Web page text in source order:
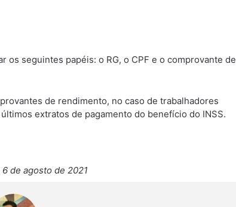
os seguintes papéis: o RG, o CPF e o comprovante de
de rendimento, no caso de trabalhadores
extratos de pagamento do benefício do INSS.
de agosto de 2021